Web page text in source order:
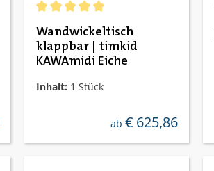
Wandwickeltisch
klappbar | timkid
KAWAmidi Eiche
Inhalt: 1 Stück
regulärer preis:
ab € 625,86